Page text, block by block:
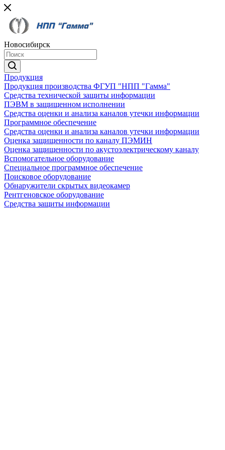
Новосибирск
Продукция
Продукция производства ФГУП "НПП "Гамма"
Средства технической защиты информации
ПЭВМ в защищенном исполнении
Средства оценки и анализа каналов утечки информации
Программное обеспечение
Средства оценки и анализа каналов утечки информации
Оценка защищенности по каналу ПЭМИН
Оценка защищенности по акустоэлектрическому каналу
Вспомогательное оборудование
Специальное программное обеспечение
Поисковое оборудование
Обнаружители скрытых видеокамер
Рентгеновское оборудование
Средства защиты информации